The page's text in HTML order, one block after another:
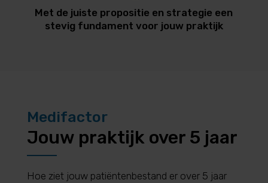
Met de juiste propositie en strategie een
stevig fundament voor jouw praktijk
Medifactor
Jouw praktijk over 5 jaar
Hoe ziet jouw patiëntenbestand er over 5 jaar